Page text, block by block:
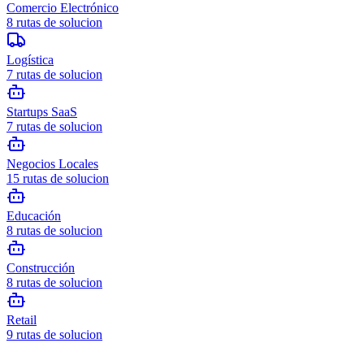
Comercio Electrónico
8 rutas de solucion
Logística
7 rutas de solucion
Startups SaaS
7 rutas de solucion
Negocios Locales
15 rutas de solucion
Educación
8 rutas de solucion
Construcción
8 rutas de solucion
Retail
9 rutas de solucion